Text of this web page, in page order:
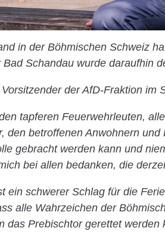
in der Böhmischen Schweiz
Bad Schandau wurde daraufhin
der AfD-Fraktion im
tapferen Feuerwehrleuten,
den betroffenen Anwohnern
gebracht werden kann und
bei allen bedanken, die
ein schwerer Schlag für die
alle Wahrzeichen der
das Prebischtor gerettet werden